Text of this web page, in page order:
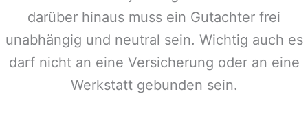
darüber hinaus muss ein Gutachter frei
unabhängig und neutral sein. Wichtig auch es
darf nicht an eine Versicherung oder an eine
Werkstatt gebunden sein.